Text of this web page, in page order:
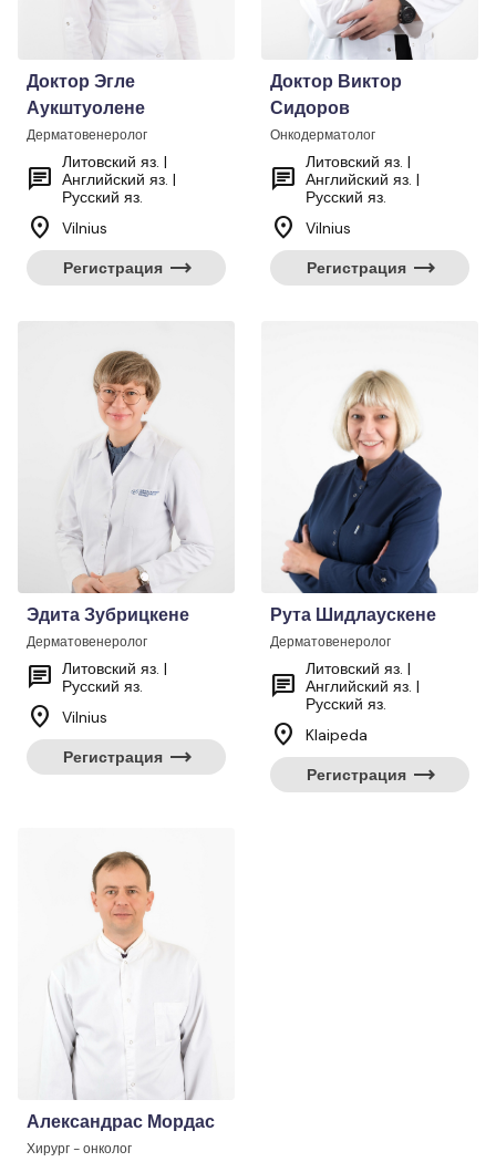
Доктор Эгле
Аукштуолене
Дерматовенеролог
chat
Литовский яз. |
Английский яз. |
Русский яз.
location_on
Vilnius
Регистрация trending_flat
Доктор Виктор
Сидоров
Онкодерматолог
chat
Литовский яз. |
Английский яз. |
Русский яз.
location_on
Vilnius
Регистрация trending_flat
Эдита Зубрицкене
Дерматовенеролог
chat Литовский яз. |
Русский яз.
location_on
Vilnius
Регистрация trending_flat
Рута Шидлаускене
Дерматовенеролог
chat
Литовский яз. |
Английский яз. |
Русский яз.
location_on
Klaipeda
Регистрация trending_flat
Александрас Мордас
Хирург - онколог